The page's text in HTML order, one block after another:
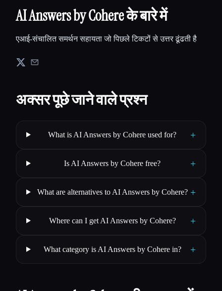
AI Answers by Cohere के बारे में
एआई-संचालित समर्थन सहायता जो पिछले टिकटों से उत्तर ढूंढती है
अक्सर पूछे जाने वाले प्रश्न
What is AI Answers by Cohere used for? +
Is AI Answers by Cohere free? +
What are alternatives to AI Answers by Cohere? +
Where can I get AI Answers by Cohere? +
What category is AI Answers by Cohere in? +